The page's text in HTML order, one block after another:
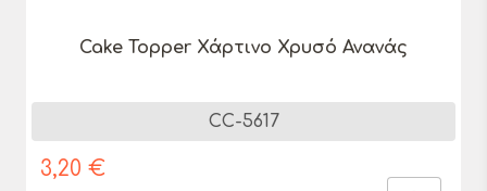
Cake Topper Χάρτινο Χρυσό Ανανάς
CC-5617
3,20 €